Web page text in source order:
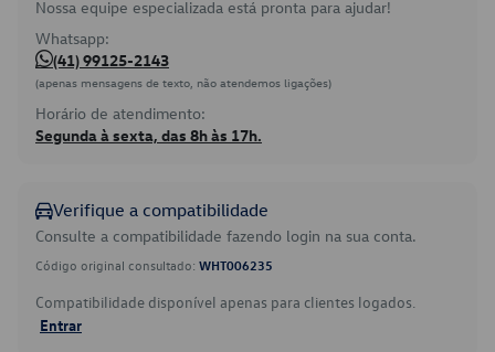
Nossa equipe especializada está pronta para ajudar!
Whatsapp:
(41) 99125-2143
(apenas mensagens de texto, não atendemos ligações)
Horário de atendimento:
Segunda à sexta, das 8h às 17h.
Verifique a compatibilidade
Consulte a compatibilidade fazendo login na sua conta.
Código original consultado: WHT006235
Compatibilidade disponível apenas para clientes logados.
Entrar